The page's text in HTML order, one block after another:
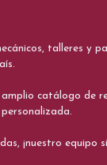
talleres y
catálogo de
¡nuestro